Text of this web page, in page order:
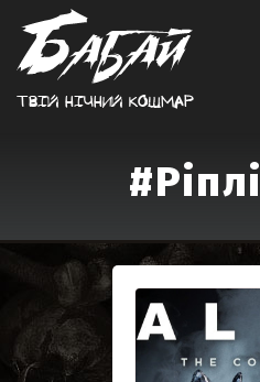
Твiй нiчний кошмар
#Ріплі